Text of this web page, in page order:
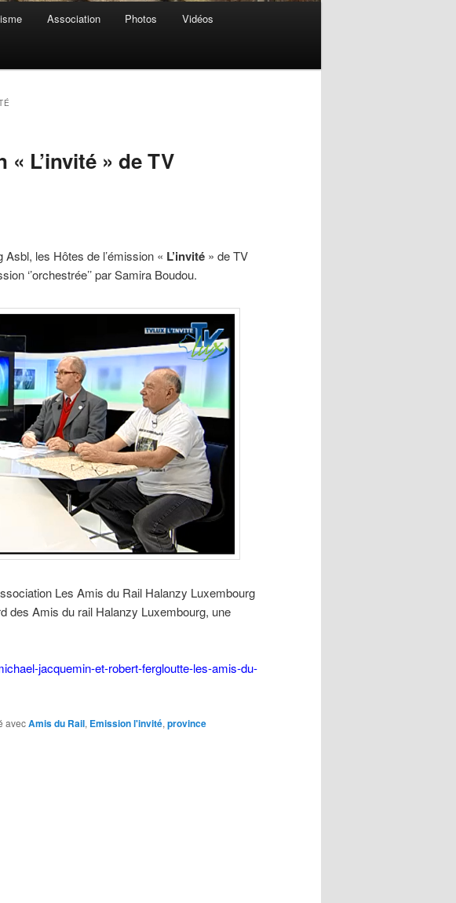
Association Photos Vidéos
« L’invité » de TV
Asbl, les Hôtes de l’émission « L’invité » de TV
‘’orchestrée’’ par Samira Boudou.
Les Amis du Rail Halanzy Luxembourg
des Amis du rail Halanzy Luxembourg, une
jacquemin-et-robert-fergloutte-les-amis-du-
avecAmis du Rail, Emission l'invité, province